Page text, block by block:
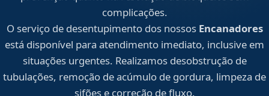
complicações.
O serviço de desentupimento dos nossos Encanadores
está disponível para atendimento imediato, inclusive em
situações urgentes. Realizamos desobstrução de
tubulações, remoção de acúmulo de gordura, limpeza de
sifões e correção de fluxo.